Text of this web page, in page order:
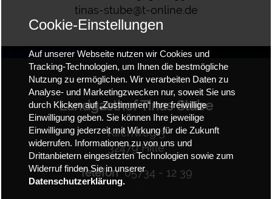
tinas-stube@t-online.de
Landgasthof Tinas Stube
Kirchweg 3
32479 Hille
Telefon 05734 - 12 39
tinas-stube@t-online.de
Cookie-Einstellungen
Auf unserer Webseite nutzen wir Cookies und
Tracking-Technologien, um Ihnen die bestmögliche
Nutzung zu ermöglichen. Wir verarbeiten Daten zu
Analyse- und Marketingzwecken nur, soweit Sie uns
durch Klicken auf „Zustimmen“ Ihre freiwillige
Einwilligung geben. Sie können Ihre jeweilige
Einwilligung jederzeit mit Wirkung für die Zukunft
widerrufen. Informationen zu von uns und
Drittanbietern eingesetzten Technologien sowie zum
Widerruf finden Sie in unserer
Datenschutzerklärung.